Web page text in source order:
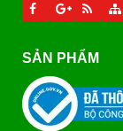
SẢN PHẨM